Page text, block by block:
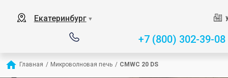
Екатеринбург ▼
+7 (800) 302-39-08
Главная / Микроволновая печь / CMWC 20 DS